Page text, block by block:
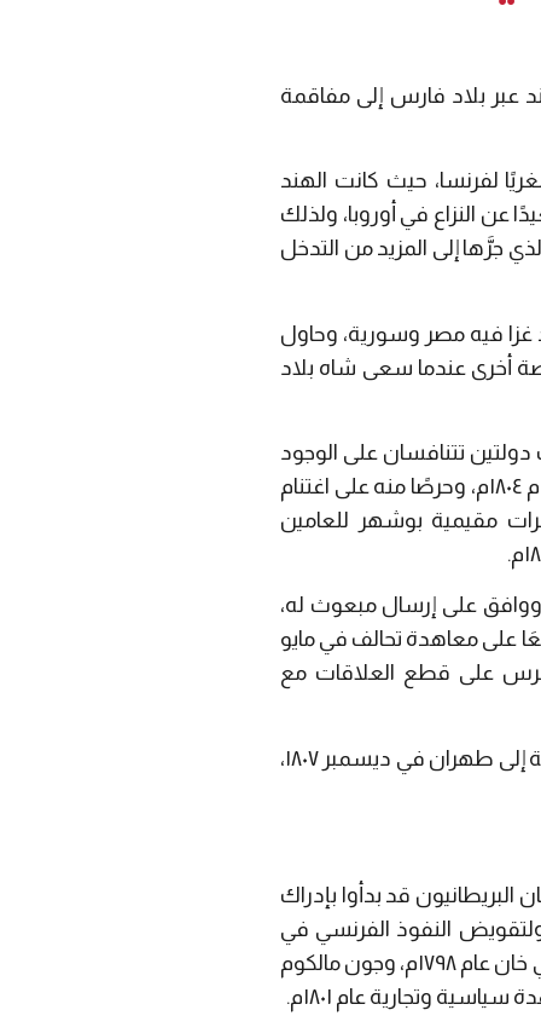
عبر بلاد فارس إلى مفاقمة
هدفًا مُغريًا لفرنسا، حيث كانت الهند
عن النزاع في أوروبا، ولذلك
جرَّها إلى المزيد من التدخل
في نفس الوقت الذي كان قد غزا فيه مصر وسورية، وحاول
تيبو، ضد البريطانيين. وفي عام ١٨٠٥م سنحت فرصة أخرى عندما سعى شاه بلاد
تتنافسان على الوجود
في منطقة الخليج العربي، وفي أعقاب غزو روسيا للمقاطعات القوقازية التابعة لبلاد فارس عام ١٨٠٤م، وحرصًا منه على اغتنام
بحذر، وتتضمَّن مذكرات مقيمية بوشهر للعامين
ووافق على إرسال مبعوث له،
على معاهدة تحالف في مايو
على قطع العلاقات مع
أرسل نابليون على الفور حملة عسكرية بقيادة الجنرال كلود-ماثيو دو جاردان، حيث وصلت الحملة إلى طهران في ديسمبر ١٨٠٧،
قد بدأوا بإدراك
ولتقويض النفوذ الفرنسي في
المنطقة أقامت بريطانيا مقيمية بغداد عام ١٧٩٨م، وأرسلت مبعوثين إلى بلاد فارس، مهدي علي خان عام ١٧٩٨م، وجون مالكوم